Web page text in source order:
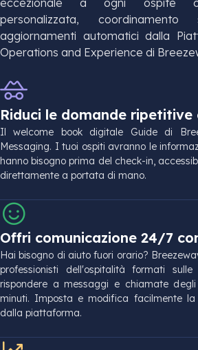
personalizzata,
aggiornamenti automatici dalla
Operations and Experience di
Riduci le domande ripetitive
Il welcome book digitale Guide di
Messaging. I tuoi ospiti avranno le
hanno bisogno prima del check-in,
direttamente a portata di mano.
Offri comunicazione 24/7
Hai bisogno di aiuto fuori orario?
professionisti dell'ospitalità formati
rispondere a messaggi e chiamate
minuti. Imposta e modifica facilmente
dalla piattaforma.